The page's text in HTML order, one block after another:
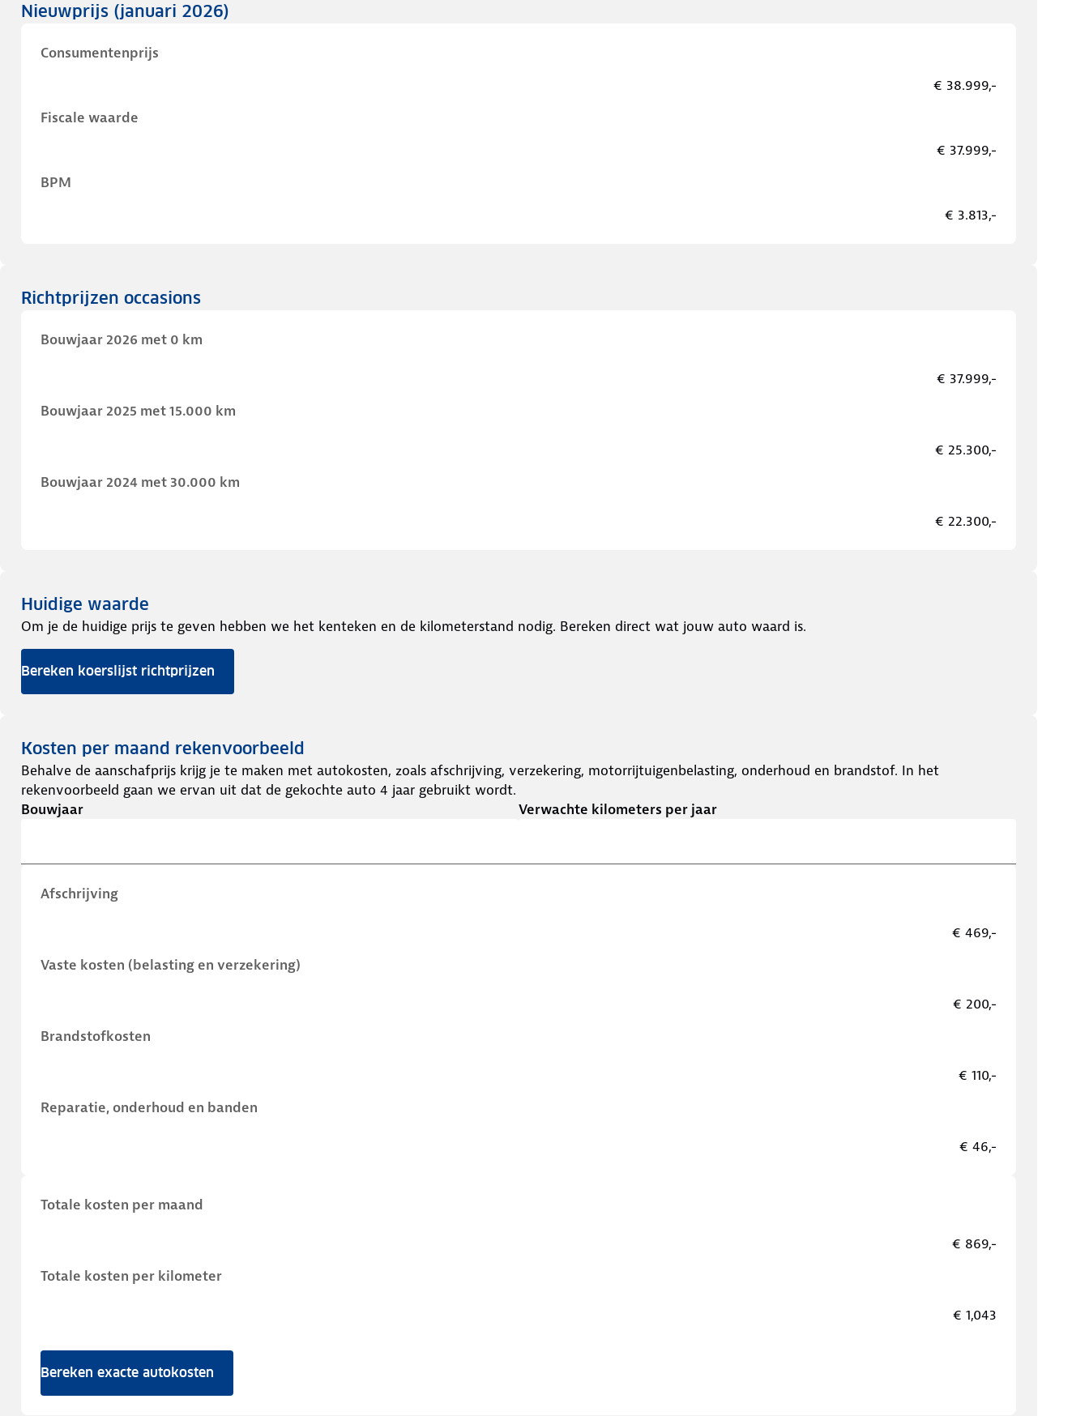
Nieuwprijs (januari 2026)
Consumentenprijs
€ 38.999,-
Fiscale waarde
€ 37.999,-
BPM
€ 3.813,-
Richtprijzen occasions
Bouwjaar 2026 met 0 km
€ 37.999,-
Bouwjaar 2025 met 15.000 km
€ 25.300,-
Bouwjaar 2024 met 30.000 km
€ 22.300,-
Huidige waarde
Om je de huidige prijs te geven hebben we het kenteken en de kilometerstand nodig. Bereken direct wat jouw auto waard is.
Bereken koerslijst richtprijzen
Kosten per maand rekenvoorbeeld
Behalve de aanschafprijs krijg je te maken met autokosten, zoals afschrijving, verzekering, motorrijtuigenbelasting, onderhoud en brandstof. In het
rekenvoorbeeld gaan we ervan uit dat de gekochte auto 4 jaar gebruikt wordt.
Bouwjaar
Verwachte kilometers per jaar
Afschrijving
€ 469,-
Vaste kosten (belasting en verzekering)
€ 200,-
Brandstofkosten
€ 110,-
Reparatie, onderhoud en banden
€ 46,-
Totale kosten per maand
€ 869,-
Totale kosten per kilometer
€ 1,043
Bereken exacte autokosten